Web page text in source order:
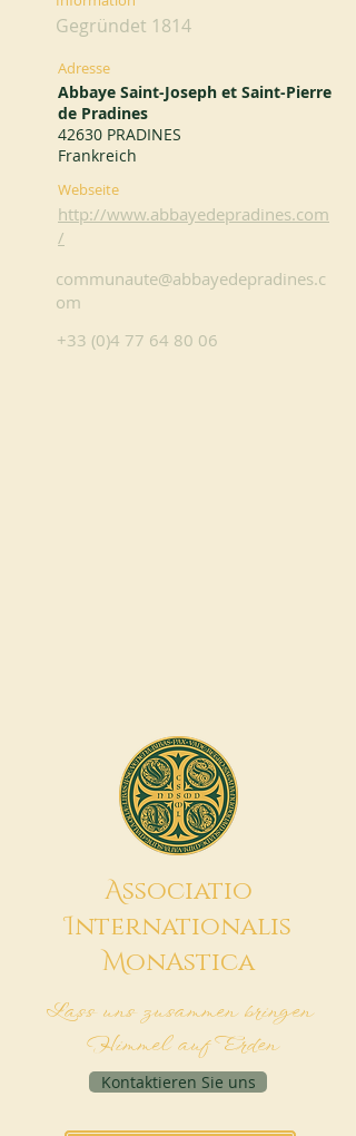
Gegründet 1814
Adresse
Abbaye Saint-Joseph et Saint-Pierre
de Pradines
42630 PRADINES
Frankreich
Webseite
http://www.abbayedepradines.com
/
communaute@abbayedepradines.c
om
+33 (0)4 77 64 80 06
Associatio
Internationalis
MonAstica
Lass uns zusammen bringen
Himmel auf Erden
Kontaktieren Sie uns